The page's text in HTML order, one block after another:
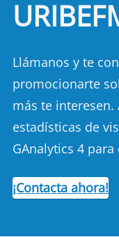
Llámanos y te
promocionarte
más te interesen.
estadísticas de
GAnalytics 4
¡Contacta ahora!